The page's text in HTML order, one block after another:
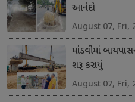
આનંદો
August 07, Fri,
માંડવીમાં
શરૂ કરાયું
August 07, Fri,